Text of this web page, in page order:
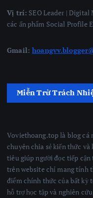
Vị trí: SEO Leader | Digital
các ấn phẩm Social Profile
Gmail:
Miễn Trừ Trách
Voviethoang.top là blog cá
chuyên chia sẻ kiến thức và
tiêu giúp người đọc tiếp
trên website chỉ mang tính
điểm chính thức của bất kỳ
hỗ trợ học tập và nghiên